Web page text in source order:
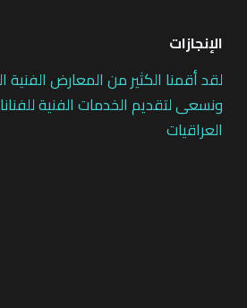
الإنجازات
لقد أقمنا الكثير من المعارض
ونسعى لتقديم الخدمات الفنية
العراقيات